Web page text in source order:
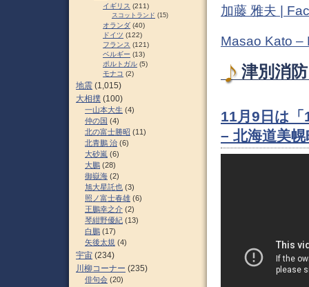
加藤 雅夫 |
Masao Kato –
津別消
11月9日は「
– 北海道美幌
イギリス (211)
スコットランド (15)
オランダ (40)
ドイツ (122)
フランス (121)
ベルギー (13)
ポルトガル (5)
モナコ (2)
地震 (1,015)
大相撲 (100)
一山本大生 (4)
仲の国 (4)
北の富士勝昭 (11)
北青鵬 治 (6)
大砂嵐 (6)
大鵬 (28)
御嶽海 (2)
旭大星託也 (3)
照ノ富士春雄 (6)
王鵬幸之介 (2)
琴紺野優紀 (13)
白鵬 (17)
矢後太規 (4)
宇宙 (234)
川柳コーナー (235)
俳句会 (20)